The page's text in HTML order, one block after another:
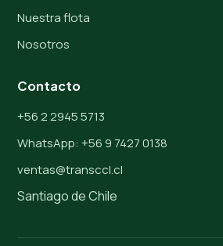
Nuestra flota
Nosotros
Contacto
+56 2 2945 5713
WhatsApp: +56 9 7427 0138
ventas@transccl.cl
Santiago de Chile